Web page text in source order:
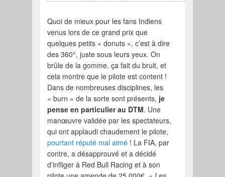
Quoi de mieux pour les fans Indiens
venus lors de ce grand prix que
quelques petits « donuts », c’est à dire
des 360°, juste sous leurs yeux. On
brûle de la gomme, ça fait du bruit, et
cela montre que le pilote est content !
Dans de nombreuses disciplines, les
« burn » de la sorte sont présents, je
pense en particulier au DTM. Une
manœuvre validée par les spectateurs,
qui ont applaudi chaudement le pilote,
pourtant réputé mal aimé ! La FIA, par
contre, a désapprouvé et a décidé
d’infliger à Red Bull Racing et à son